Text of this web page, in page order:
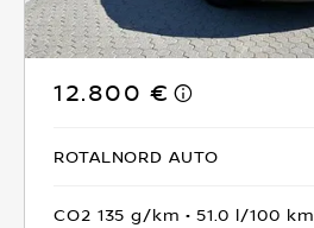
12.800 €
ROTALNORD AUTO
CO2 135 g/km 51.0 l/100 km